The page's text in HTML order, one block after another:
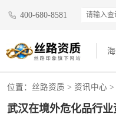
400-680-8581
位置： 丝路资质 > 资讯中心 >
武汉在境外危化品行